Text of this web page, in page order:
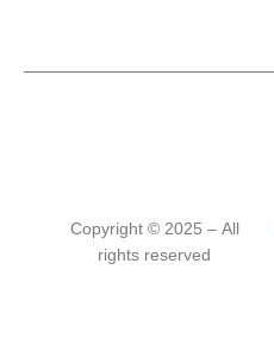
Copyright © 2025 – All
rights reserved